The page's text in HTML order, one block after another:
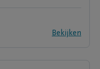
Bekijken